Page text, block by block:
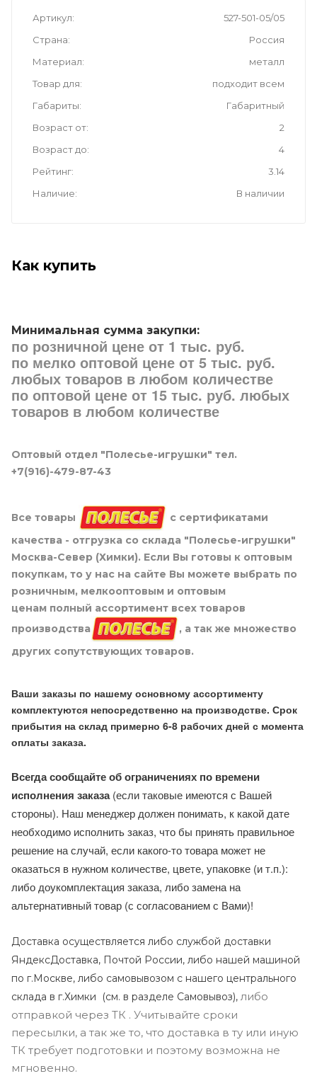
Артикул
527-501-05/05
Страна
Россия
Материал
металл
Товар для
подходит всем
Габариты
Габаритный
Возраст от
2
Возраст до
4
Рейтинг
3.14
Наличие
В наличии
Как купить
Минимальная сумма закупки:
по розничной цене от 1 тыс. руб.
по мелко оптовой цене от 5 тыс. руб.
любых товаров в любом количестве
по оптовой цене от 15 тыс. руб. любых
товаров в любом количестве
Оптовый отдел "Полесье-игрушки" тел.
+7(916)-479-87-43
Все товары
с сертификатами
качества - отгрузка со склада "Полесье-игрушки"
Москва-Север (Химки). Если Вы готовы к оптовым
покупкам, то у нас на сайте Вы можете выбрать по
розничным, мелкооптовым и оптовым
ценам полный ассортимент всех товаров
производства
, а так же множество
других сопутствующих товаров.
Ваши заказы по нашему основному ассортименту
комплектуются непосредственно на производстве. Срок
прибытия на склад примерно 6-8 рабочих дней с момента
оплаты заказа.
Всегда сообщайте об ограничениях по времени
исполнения заказа(если таковые имеются с Вашей
стороны). Наш менеджер должен понимать, к какой дате
необходимо исполнить заказ, что бы принять правильное
решение на случай, если какого-то товара может не
оказаться в нужном количестве, цвете, упаковке (и т.п.):
либо доукомплектация заказа, либо замена на
альтернативный товар (с согласованием с Вами)!
Доставка осуществляется либо службой доставки
ЯндексДоставка, Почтой России, либо нашей машиной
по г.Москве, либо самовывозом с нашего центрального
склада в г.Химки (см. в разделе Самовывоз), либо
отправкой через ТК . Учитывайте сроки
пересылки, а так же то, что доставка в ту или иную
ТК требует подготовки и поэтому возможна не
мгновенно.